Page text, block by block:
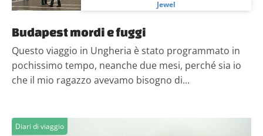
Jewel
Budapest mordi e fuggi
Questo viaggio in Ungheria è stato programmato in
pochissimo tempo, neanche due mesi, perché sia io
che il mio ragazzo avevamo bisogno di...
Diari di viaggio